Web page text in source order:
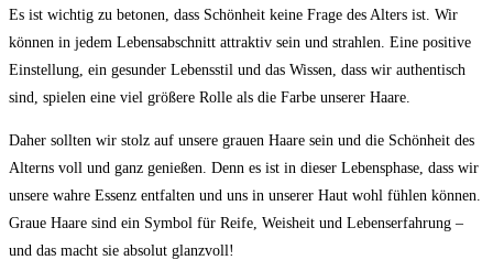
Es ist wichtig⁤ zu betonen, dass Schönheit keine Frage des Alters ist. Wir‌
können in jedem Lebensabschnitt attraktiv sein und strahlen. ‍Eine positive
⁣Einstellung, ein gesunder Lebensstil und das Wissen, dass wir authentisch
sind,⁢ spielen eine ⁣viel größere‌ Rolle als die Farbe⁢ unserer Haare.
Daher sollten wir‍ stolz auf unsere grauen⁤ Haare sein⁣ und⁣ die Schönheit des
Alterns voll ‌und ganz genießen. Denn‌ es⁣ ist ⁢in‌ dieser Lebensphase, dass​ wir
unsere wahre Essenz entfalten und uns in unserer Haut wohl fühlen ⁢können.
Graue ⁤Haare sind ein Symbol für ‍Reife, Weisheit und Lebenserfahrung –
und das macht sie absolut⁤ glanzvoll!